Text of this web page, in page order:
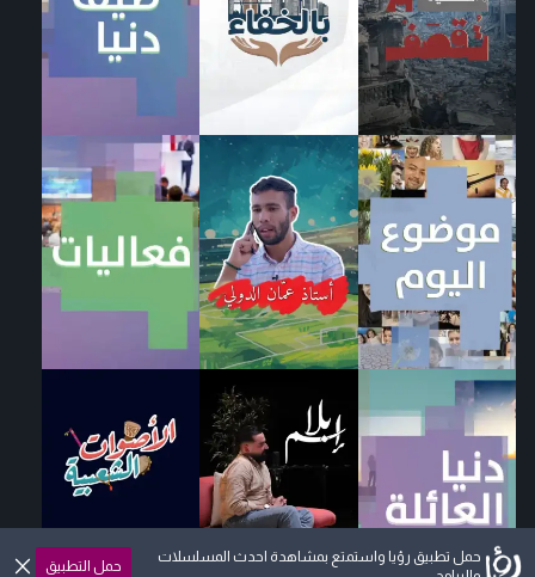
حمل تطبيق رؤيا واستمتع بمشاهدة احدث المسلسلات
حمل التطبيق